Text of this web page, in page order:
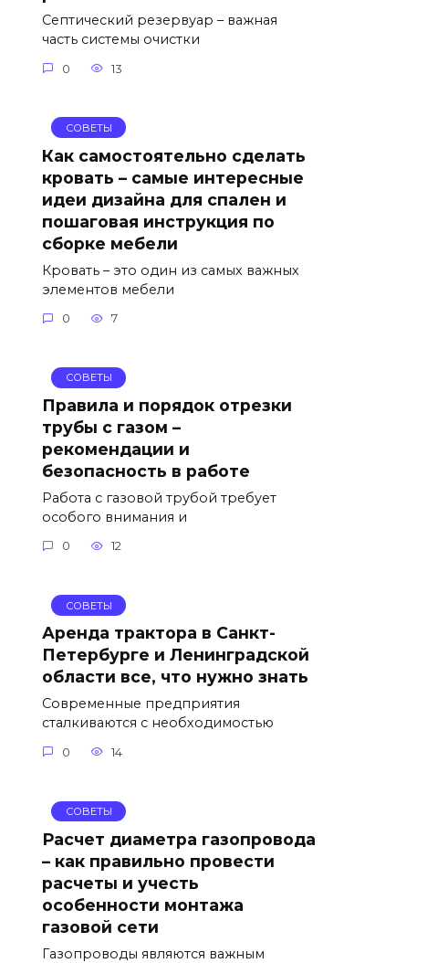
Септический резервуар – важная
часть системы очистки
0 13
СОВЕТЫ
Как самостоятельно сделать
кровать – самые интересные
идеи дизайна для спален и
пошаговая инструкция по
сборке мебели
Кровать – это один из самых важных
элементов мебели
0 7
СОВЕТЫ
Правила и порядок отрезки
трубы с газом –
рекомендации и
безопасность в работе
Работа с газовой трубой требует
особого внимания и
0 12
СОВЕТЫ
Аренда трактора в Санкт-
Петербурге и Ленинградской
области все, что нужно знать
Современные предприятия
сталкиваются с необходимостью
0 14
СОВЕТЫ
Расчет диаметра газопровода
– как правильно провести
расчеты и учесть
особенности монтажа
газовой сети
Газопроводы являются важным